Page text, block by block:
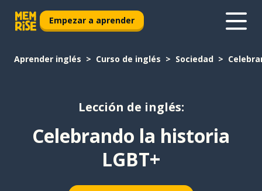
Empezar a aprender
Aprender inglés Curso de inglés Sociedad
Lección de inglés:
Celebrando la historia
LGBT+